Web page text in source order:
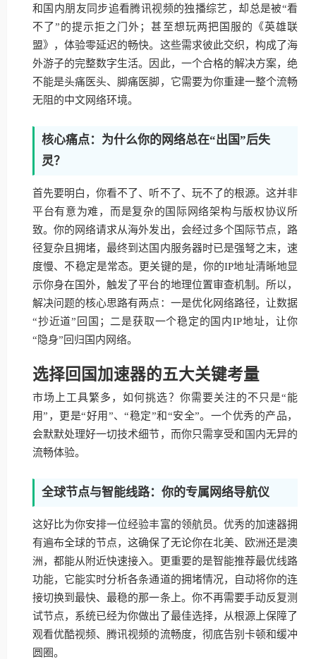
和国内朋友同步追看腾讯视频的独播综艺，却总是被“看
不了”的提示拒之门外；甚至想玩两把国服的《英雄联
盟》，体验零延迟的畅快。这些需求彼此交织，构成了海
外游子的完整数字生活。因此，一个合格的解决方案，绝
不能是头痛医头、脚痛医脚，它需要为你重建一整个流畅
无阻的中文网络环境。
核心痛点：为什么你的网络总在“出国”后失
灵？
首先要明白，你看不了、听不了、玩不了的根源。这并非
平台有意为难，而是复杂的国际网络架构与版权协议所
致。你的网络请求从海外发出，会经过多个国际节点，路
径复杂且拥堵，最终到达国内服务器时已是强弩之末，速
度慢、不稳定是常态。更关键的是，你的IP地址清晰地显
示你身在国外，触发了平台的地理位置审查机制。所以，
解决问题的核心思路有两点：一是优化网络路径，让数据
“抄近道”回国；二是获取一个稳定的国内IP地址，让你
“隐身”回归国内网络。
选择回国加速器的五大关键考量
市场上工具繁多，如何挑选？你需要关注的不只是“能
用”，更是“好用”、“稳定”和“安全”。一个优秀的产品，
会默默处理好一切技术细节，而你只需享受和国内无异的
流畅体验。
全球节点与智能线路：你的专属网络导航仪
这好比为你安排一位经验丰富的领航员。优秀的加速器拥
有遍布全球的节点，这确保了无论你在北美、欧洲还是澳
洲，都能从附近快速接入。更重要的是智能推荐最优线路
功能，它能实时分析各条通道的拥堵情况，自动将你的连
接切换到最快、最稳的那一条上。你不再需要手动反复测
试节点，系统已经为你做出了最佳选择，从根源上保障了
观看优酷视频、腾讯视频的流畅度，彻底告别卡顿和缓冲
圆圈。